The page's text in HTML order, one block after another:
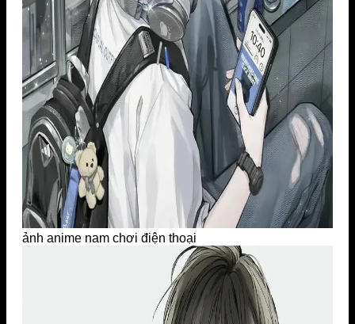
ảnh anime nam chơi điện thoại